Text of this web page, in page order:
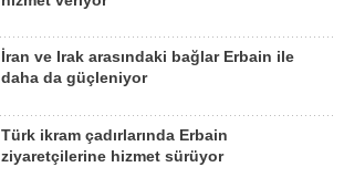
İran ve Irak arasındaki bağlar Erbain ile
daha da güçleniyor
Türk ikram çadırlarında Erbain
ziyaretçilerine hizmet sürüyor